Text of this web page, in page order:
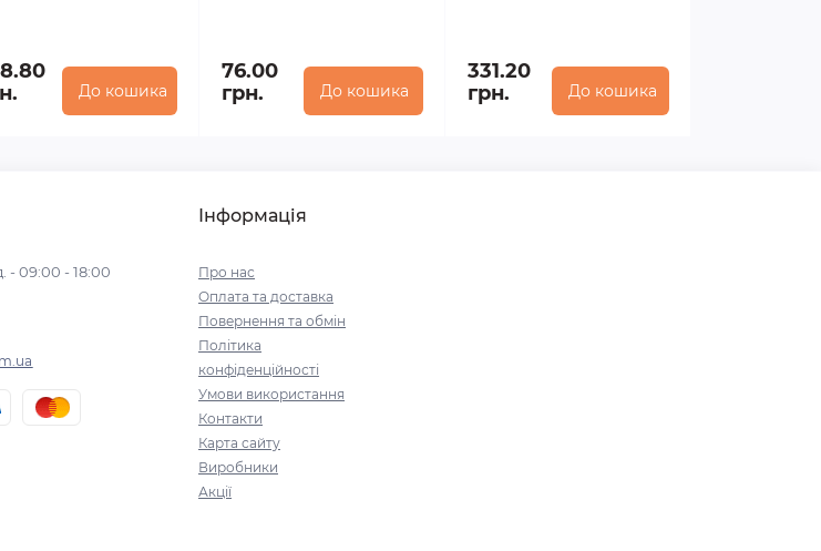
До кошика
76.00
грн.
До кошика
331.20
грн.
До кошика
- 09:00 - 18:00
Інформація
Про нас
Оплата та доставка
Повернення та обмін
Політика
конфіденційності
Умови використання
Контакти
Карта сайту
Виробники
Акції